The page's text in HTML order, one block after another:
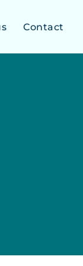
Contact